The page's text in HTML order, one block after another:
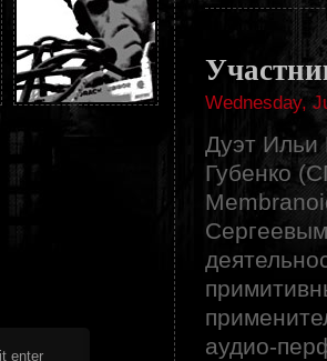
Wednesday,
Дуэт Ильи
Губенко
аудио-